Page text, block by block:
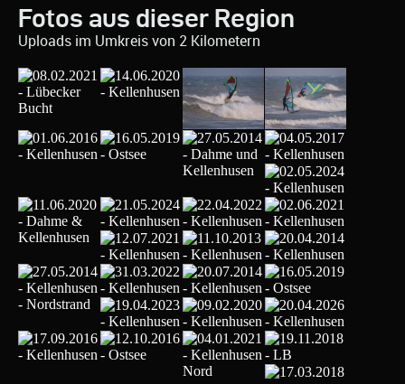
Fotos aus dieser Region
Uploads im Umkreis von 2 Kilometern